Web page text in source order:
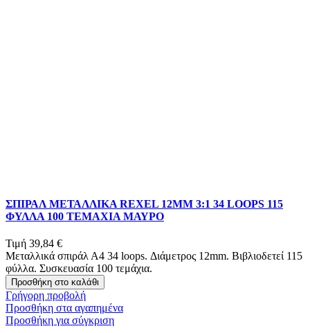
ΣΠΙΡΑΛ ΜΕΤΑΛΛΙΚΑ REXEL 12MM 3:1 34 LOOPS 115
ΦΥΛΛΑ 100 ΤΕΜΑΧΙΑ ΜΑΥΡΟ
Τιμή 39,84 €
Μεταλλικά σπιράλ Α4 34 loops. Διάμετρος 12mm. Βιβλιοδετεί 115
φύλλα. Συσκευασία 100 τεμάχια.
Προσθήκη στο καλάθι
Γρήγορη προβολή
Προσθήκη στα αγαπημένα
Προσθήκη για σύγκριση